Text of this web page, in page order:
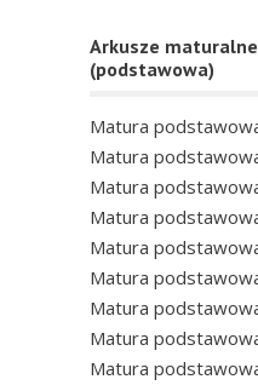
Arkusze
(podstawowa)
Matura
Matura
Matura
Matura
Matura
Matura
Matura
Matura
Matura